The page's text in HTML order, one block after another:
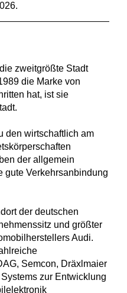
zweitgrößte Stadt
die Marke von
hat, ist sie
den wirtschaftlich am
der allgemein
gute Verkehrsanbindung
der deutschen
und größter
Audi.
Semcon, Dräxlmaier
zur Entwicklung